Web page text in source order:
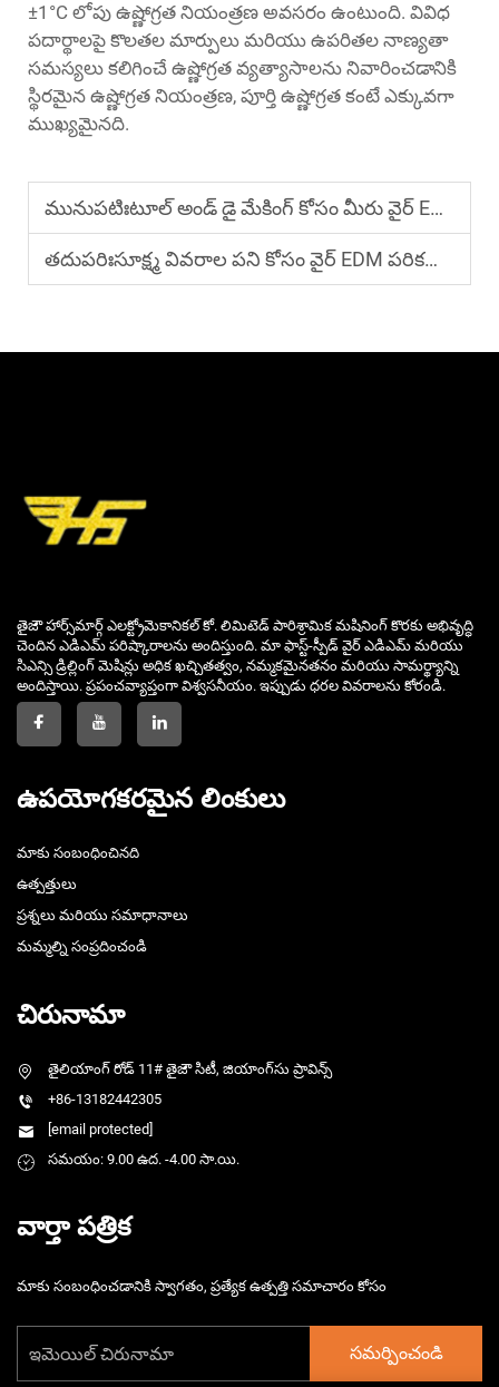
±1°C లోపు ఉష్ణోగ్రత నియంత్రణ అవసరం ఉంటుంది. వివిధ
పదార్థాలపై కొలతల మార్పులు మరియు ఉపరితల నాణ్యతా
సమస్యలు కలిగించే ఉష్ణోగ్రత వ్యత్యాసాలను నివారించడానికి
స్థిరమైన ఉష్ణోగ్రత నియంత్రణ, పూర్తి ఉష్ణోగ్రత కంటే ఎక్కువగా
ముఖ్యమైనది.
మునుపటిఃటూల్ అండ్ డై మేకింగ్ కోసం మీరు వైర్ EDM మెషీన్‌ను ఎందుకు పరిగణనలోకి తీసుకోవాలి?
తదుపరిఃసూక్ష్మ వివరాల పని కోసం వైర్ EDM పరికరాలు ఎందుకు ఇష్టం?
తైజౌ హార్స్‌మార్గ్ ఎలక్ట్రోమెకానికల్ కో. లిమిటెడ్ పారిశ్రామిక మషినింగ్ కొరకు అభివృద్ధి
చెందిన ఎడిఎమ్ పరిష్కారాలను అందిస్తుంది. మా ఫాస్ట్-స్పీడ్ వైర్ ఎడిఎమ్ మరియు
సిఎన్సి డ్రిల్లింగ్ మెషిన్లు అధిక ఖచ్చితత్వం, నమ్మకమైనతనం మరియు సామర్థ్యాన్ని
అందిస్తాయి. ప్రపంచవ్యాప్తంగా విశ్వసనీయం. ఇప్పుడు ధరల వివరాలను కోరండి.
ఉపయోగకరమైన లింకులు
మాకు సంబంధించినది
ఉత్పత్తులు
ప్రశ్నలు మరియు సమాధానాలు
మమ్మల్ని సంప్రదించండి
చిరునామా
తైలియాంగ్ రోడ్ 11# తైజౌ సిటీ, జియాంగ్‌సు ప్రావిన్స్
+86-13182442305
[email protected]
సమయం: 9.00 ఉద. -4.00 సా.యి.
వార్తా పత్రిక
మాకు సంబంధించడానికి స్వాగతం, ప్రత్యేక ఉత్పత్తి సమాచారం కోసం
సమర్పించండి